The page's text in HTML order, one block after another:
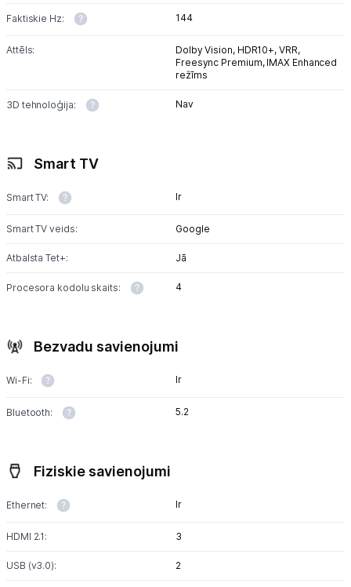
Faktiskie Hz: 144
Attēls: Dolby Vision, HDR10+,VRR,
Freesync Premium, IMAX Enhanced
režīms
3D tehnoloģija: Nav
Smart TV
Smart TV: Ir
Smart TV veids: Google
Atbalsta Tet+: Jā
Procesora kodolu skaits: 4
Bezvadu savienojumi
Wi-Fi: Ir
Bluetooth: 5.2
Fiziskie savienojumi
Ethernet: Ir
HDMI 2.1: 3
USB (v3.0): 2